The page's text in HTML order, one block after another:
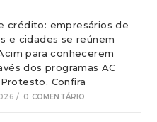
crédito: empresários de
e cidades se reúnem
para conhecerem
dos programas AC
Confira
/ 0 COMENTÁRIO